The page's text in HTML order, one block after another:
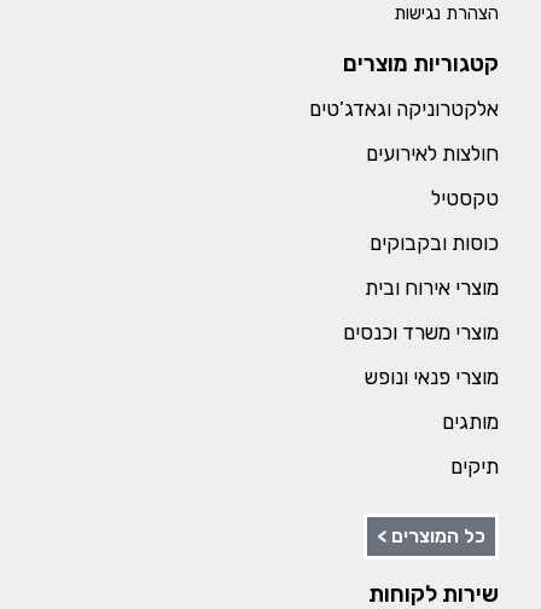
הצהרת נגישות
קטגוריות מוצרים
אלקטרוניקה וגאדג’טים
חולצות לאירועים
טקסטיל
כוסות ובקבוקים
מוצרי אירוח ובית
מוצרי משרד וכנסים
מוצרי פנאי ונופש
מותגים
תיקים
כל המוצרים >
שירות לקוחות